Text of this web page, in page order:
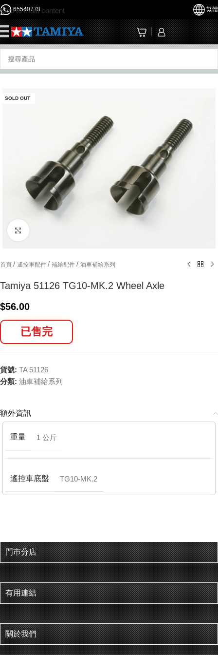
Skip to main content
65540778 繁體
SOLD OUT
首頁 / 遙控車配件 / 補給配件 / 油車補給系列
Tamiya 51126 TG10-MK.2 Wheel Axle
$56.00
已售完
貨號: TA 51126
分類: 油車補給系列
額外資訊
重量 1 公斤
遙控車底盤 TG10-MK.2
門巿分店
有用連結
關於我們